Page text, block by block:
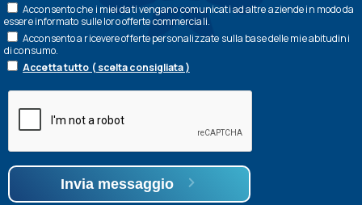
Acconsento che i miei dati vengano comunicati ad altre aziende in modo da
essere informato sulle loro offerte commerciali.
Acconsento a ricevere offerte personalizzate sulla base delle mie abitudini
di consumo.
Accetta tutto ( scelta consigliata )
Invia messaggio